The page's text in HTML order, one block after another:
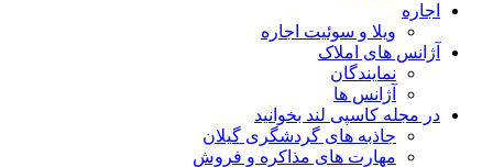
اجاره
ویلا و سوئیت اجاره
آژانس های املاک
نمایندگان
آژانس ها
در مجله کاسپی لند بخوانید
جاذبه های گردشگری گیلان
مهارت های مذاکره و فروش